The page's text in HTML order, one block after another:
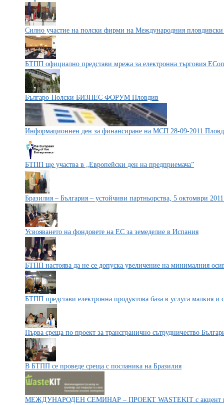
Силно участие на полски фирми на Международния
БТПП официално представи мрежа за електронна търговия
Българо-Полски БИЗНЕС ФОРУМ Пловдив
Информационнен ден за финансиране на МСП 28-09-2011
БТПП ще участва в „Европейски ден на предприемача”
Бразилия – България – устойчиви партньорства, 5 октомври
Усвояването на фондовете на ЕС за земеделие в Испания
БТПП настоява да не се допуска увеличение на минималния
БТПП представи електронна продуктова база в услуга малкия и
Първа среща по проект за трансгранично сътрудничество
В БТПП се проведе среща с посланика на Бразилия
МЕЖДУНАРОДЕН СЕМИНАР – ПРОЕКТ WASTEKIT с акцент